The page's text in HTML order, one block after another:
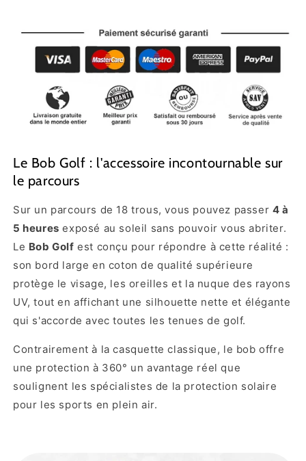
Le Bob Golf : l'accessoire incontournable sur
le parcours
Sur un parcours de 18 trous, vous pouvez passer 4 à
5 heures exposé au soleil sans pouvoir vous abriter.
Le Bob Golf est conçu pour répondre à cette réalité :
son bord large en coton de qualité supérieure
protège le visage, les oreilles et la nuque des rayons
UV, tout en affichant une silhouette nette et élégante
qui s'accorde avec toutes les tenues de golf.
Contrairement à la casquette classique, le bob offre
une protection à 360° un avantage réel que
soulignent les spécialistes de la protection solaire
pour les sports en plein air.